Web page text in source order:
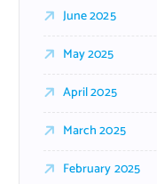
June 2025
May 2025
April 2025
March 2025
February 2025